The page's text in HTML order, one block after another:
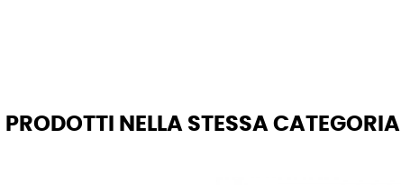
PRODOTTI NELLA STESSA CATEGORIA